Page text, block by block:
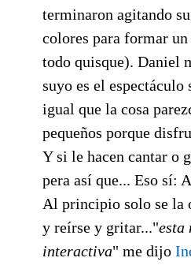
terminaron agitando
colores para formar
todo quisque). Daniel
suyo es el espectáculo
igual que la cosa
pequeños porque
Y si le hacen cantar o
pera así que... Eso sí:
Al principio solo se la
y reírse y gritar..."esta
interactiva" me dijo